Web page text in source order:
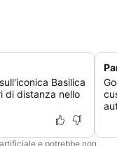
Basilica
di distanza nello
e potrebbe non